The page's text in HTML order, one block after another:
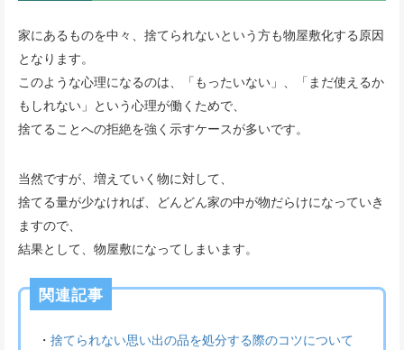
家にあるものを中々、捨てられないという方も物屋敷化する原因
となります。
このような心理になるのは、「もったいない」、「まだ使えるか
もしれない」という心理が働くためで、
捨てることへの拒絶を強く示すケースが多いです。
当然ですが、増えていく物に対して、
捨てる量が少なければ、どんどん家の中が物だらけになっていき
ますので、
結果として、物屋敷になってしまいます。
関連記事
・ 捨てられない思い出の品を処分する際のコツについて